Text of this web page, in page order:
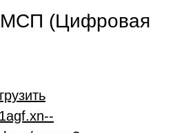
МСП (Цифровая